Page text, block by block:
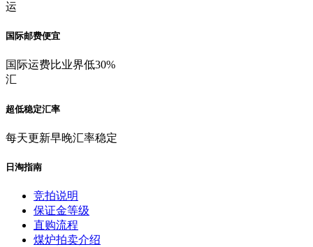
运
国际邮费便宜
国际运费比业界低30%
汇
超低稳定汇率
每天更新早晚汇率稳定
日淘指南
竞拍说明
保证金等级
直购流程
煤炉拍卖介绍